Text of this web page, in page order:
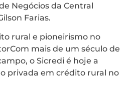
Negócios da Central
Farias.
rural e pioneirismo no
mais de um século de
o Sicredi é hoje a
privada em crédito rural no